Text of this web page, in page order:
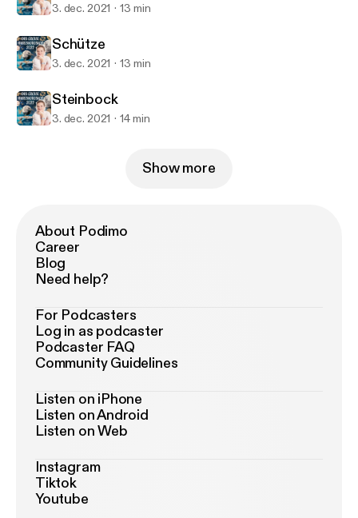
3. dec. 2021 13 min
Schütze
3. dec. 2021 13 min
Steinbock
3. dec. 2021 14 min
Show more
About Podimo
Career
Blog
Need help?
For Podcasters
Log in as podcaster
Podcaster FAQ
Community Guidelines
Listen on iPhone
Listen on Android
Listen on Web
Instagram
Tiktok
Youtube